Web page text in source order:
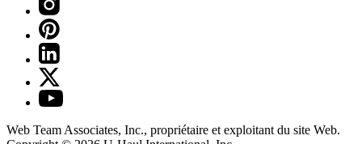
Web Team Associates, Inc., propriétaire et exploitant du site Web.